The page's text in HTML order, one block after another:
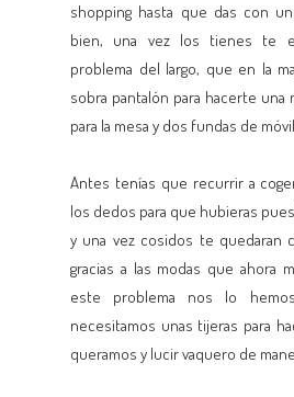
shopping hasta que das con
bien, una vez los tienes te
problema del largo, que en la
sobra pantalón para hacerte una
para la mesa y dos fundas de
Antes tenías que recurrir a
los dedos para que hubieras
y una vez cosidos te quedaran
gracias a las modas que ahora
este problema nos lo
necesitamos unas tijeras para
queramos y lucir vaquero de